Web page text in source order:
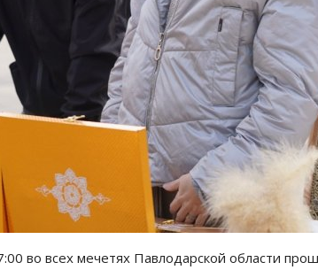
во всех мечетях Павлодарской области